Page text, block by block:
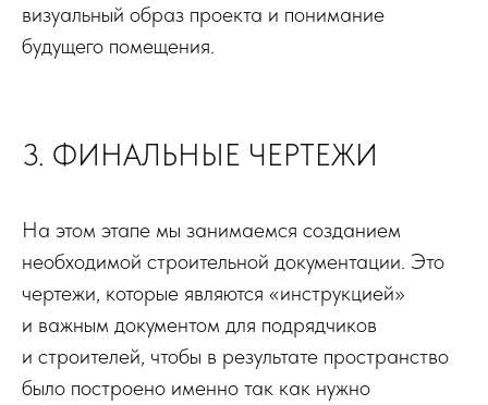
визуальный образ проекта и понимание
будущего помещения.
3. ФИНАЛЬНЫЕ ЧЕРТЕЖИ
На этом этапе мы занимаемся созданием
необходимой строительной документации. Это
чертежи, которые являются «инструкцией»
и важным документом для подрядчиков
и строителей, чтобы в результате пространство
было построено именно так как нужно